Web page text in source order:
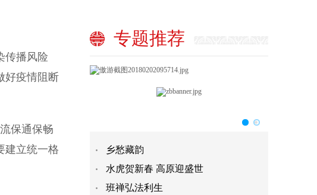
传播风险
好疫情阻断
保通保畅
建立统一格
专题推荐
乡愁藏韵
水虎贺新春 高原迎盛世
班禅弘法利生